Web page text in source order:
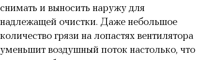
снимать и выносить наружу для
надлежащей очистки. Даже небольшое
количество грязи на лопастях вентилятора
уменьшит воздушный поток настолько, что